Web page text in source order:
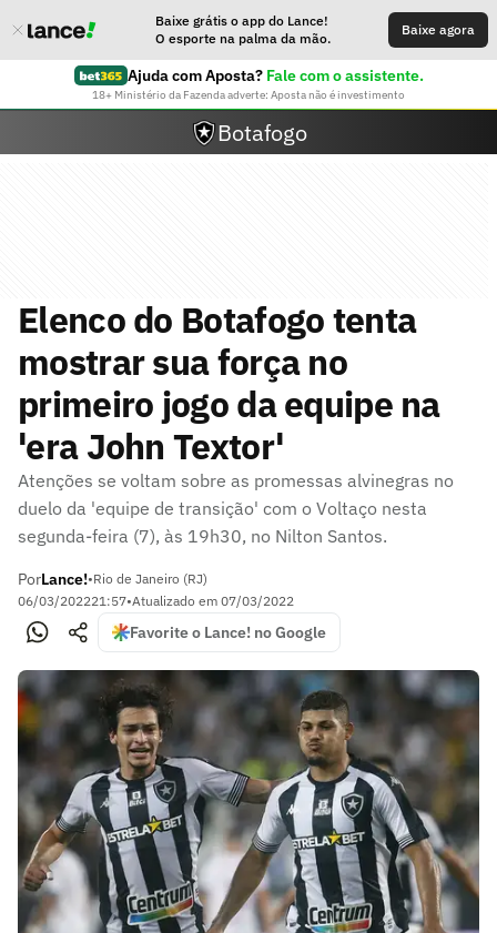
Baixe grátis o app do Lance!
O esporte na palma da mão.
Baixe agora
Ajuda com Aposta? Fale com o assistente.
18+ Ministério da Fazenda adverte: Aposta não é investimento
Botafogo
Elenco do Botafogo tenta
mostrar sua força no
primeiro jogo da equipe na
'era John Textor'
Atenções se voltam sobre as promessas alvinegras no
duelo da 'equipe de transição' com o Voltaço nesta
segunda-feira (7), às 19h30, no Nilton Santos.
PorLance!•Rio de Janeiro (RJ)
06/03/202221:57•Atualizado em 07/03/2022
Favorite o Lance! no Google